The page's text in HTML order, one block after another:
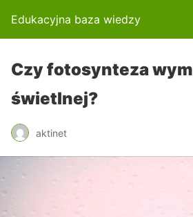
Edukacyjna baza wiedzy
Czy fotosynteza
świetlnej?
aktinet